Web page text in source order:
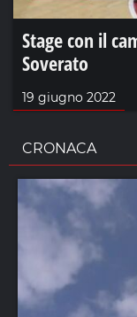
Stage con il
Soverato
19 giugno 2022
CRONACA